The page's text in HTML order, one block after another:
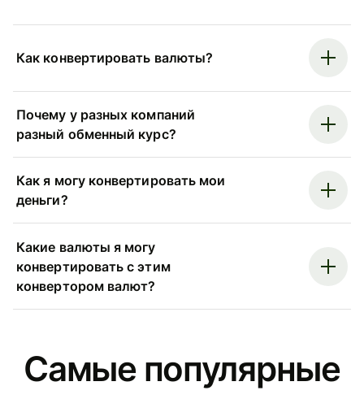
Как конвертировать валюты?
Почему у разных компаний
разный обменный курс?
Как я могу конвертировать мои
деньги?
Какие валюты я могу
конвертировать с этим
конвертором валют?
Самые популярные